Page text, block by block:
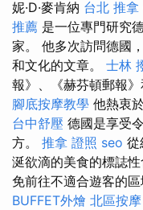
妮·D·麥肯納 台北 推拿
推薦 是一位專門研究
家。 他多次訪問德國
和文化的文章。 士林
報》、《赫芬頓郵報》
腳底按摩教學 他熱衷
台中舒壓 德國是享受
方。 推拿 證照 seo 從
涎欲滴的美食的標誌
免前往不適合遊客的
BUFFET外燴 北區按摩